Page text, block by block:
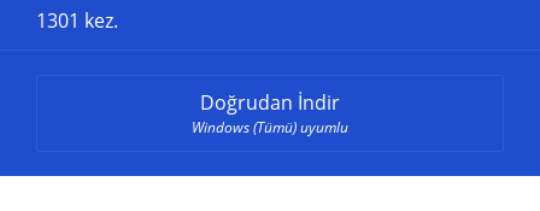
1301 kez.
Doğrudan İndir
Windows (Tümü) uyumlu